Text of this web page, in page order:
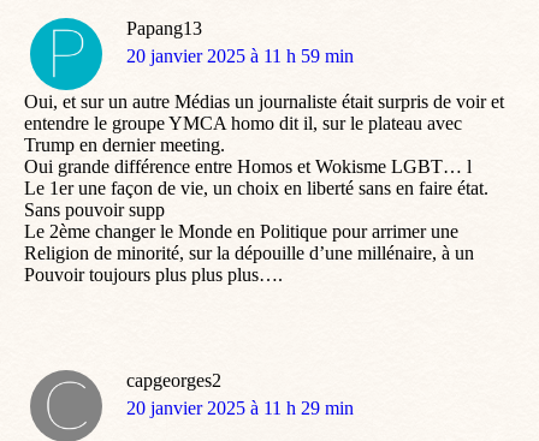
Papang13
dit
20 janvier 2025 à 11 h 59 min
Oui, et sur un autre Médias un journaliste était surpris de voir et
entendre le groupe YMCA homo dit il, sur le plateau avec
Trump en dernier meeting.
Oui grande différence entre Homos et Wokisme LGBT… l
Le 1er une façon de vie, un choix en liberté sans en faire état.
Sans pouvoir supp
Le 2ème changer le Monde en Politique pour arrimer une
Religion de minorité, sur la dépouille d’une millénaire, à un
Pouvoir toujours plus plus plus….
capgeorges2
dit
20 janvier 2025 à 11 h 29 min